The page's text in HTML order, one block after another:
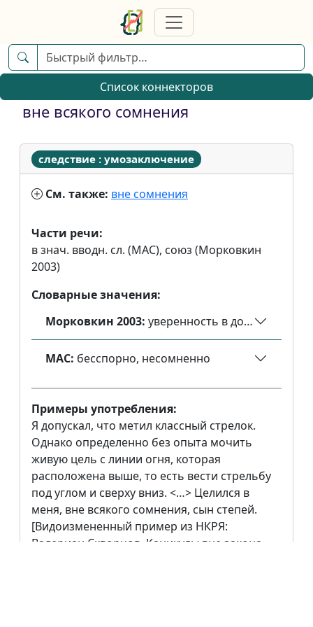
Список коннекторов
вне всякого сомнения
следствие : умозаключение
См. также: вне сомнения
Части речи:
в знач. вводн. сл. (МАС), союз (Морковкин
2003)
Словарные значения:
Морковкин 2003: уверенность в
МАС: бесспорно, несомненно
Примеры употребления:
Я допускал, что метил классный стрелок.
Однако определенно без опыта мочить
живую цель с линии огня, которая
расположена выше, то есть вести стрельбу
под углом и сверху вниз. <…> Целился в
меня, вне всякого сомнения, сын степей.
[Видоизмененный пример из НКРЯ:
Валериан Скворцов. Каникулы вне закона